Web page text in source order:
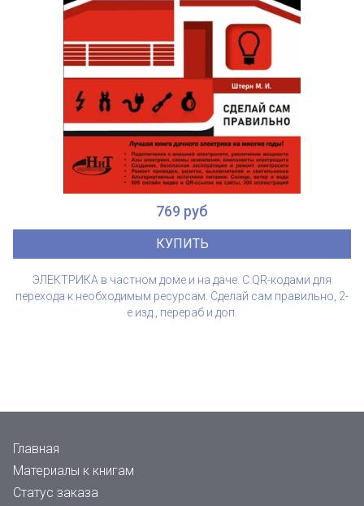
769 руб
КУПИТЬ
ЭЛЕКТРИКА в частном доме и на даче. С QR-кодами для
перехода к необходимым ресурсам. Сделай сам правильно, 2-
е изд., перераб и доп.
Главная
Материалы к книгам
Статус заказа